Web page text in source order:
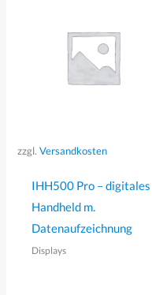
zzgl.Versandkosten
IHH500 Pro – digitales
Handheld m.
Datenaufzeichnung
Displays